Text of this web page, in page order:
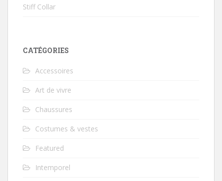
Stiff Collar
CATÉGORIES
Accessoires
Art de vivre
Chaussures
Costumes & vestes
Featured
Intemporel